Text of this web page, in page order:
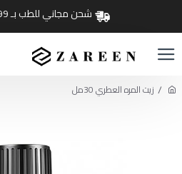
شحن مجاني للطب بـ 299 ريال فأكثر
زيت المره العطري 30مل